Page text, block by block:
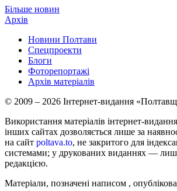
Більше новин
Архів
Новини Полтави
Спецпроекти
Блоги
Фоторепортажі
Архів матеріалів
© 2009 – 2026 Інтернет-видання
Використання матеріалів інтернет-
інших сайтах дозволяється лише за
на сайт poltava.to, не закритого для
системами; у друкованих виданнях —
редакцією.
Матеріали, позначені написом ,